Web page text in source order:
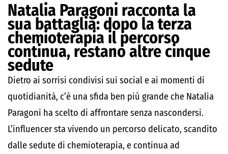
Natalia Paragoni racconta la
sua battaglia: dopo la terza
chemioterapia il percorso
continua, restano altre cinque
sedute
Dietro ai sorrisi condivisi sui social e ai momenti di
quotidianità, c’è una sfida ben più grande che Natalia
Paragoni ha scelto di affrontare senza nascondersi.
L’influencer sta vivendo un percorso delicato, scandito
dalle sedute di chemioterapia, e continua ad